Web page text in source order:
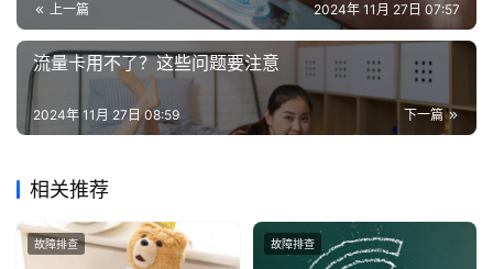
上一篇 2024年 11月 27日 07:57
流量卡用不了？这些问题要注意
下一篇
2024年 11月 27日 08:59
相关推荐
故障排查 故障排查